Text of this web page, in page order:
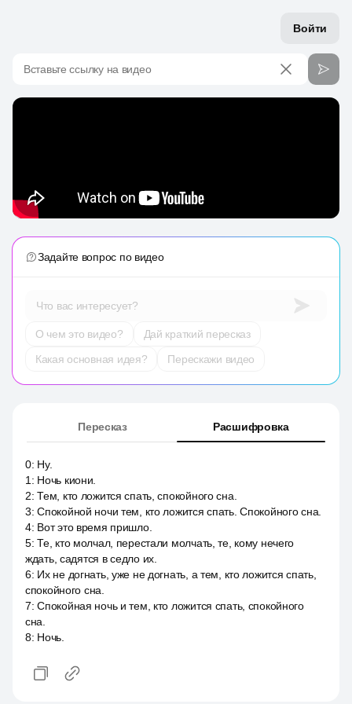
Войти
Вставьте ссылку на видео
Задайте вопрос по видео
Что вас интересует?
О чем это видео?
Дай краткий пересказ
Какая основная идея?
Перескажи видео
Пересказ Расшифровка
0: Ну.
1 : Ночь киони.
2:Тем, кто ложится спать, спокойного сна.
3:Спокойной ночи тем, кто ложится спать. Спокойного сна.
4: Вот это время пришло.
5:Те, кто молчал, перестали молчать, те, кому нечего
ждать, садятся в седло их.
6: Их не догнать, уже не догнать, а тем, кто ложится спать,
спокойного сна.
7:Спокойная ночь и тем, кто ложится спать, спокойного
сна.
8: Ночь.